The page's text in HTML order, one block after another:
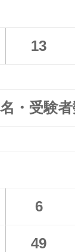
13
名・受験
6
49